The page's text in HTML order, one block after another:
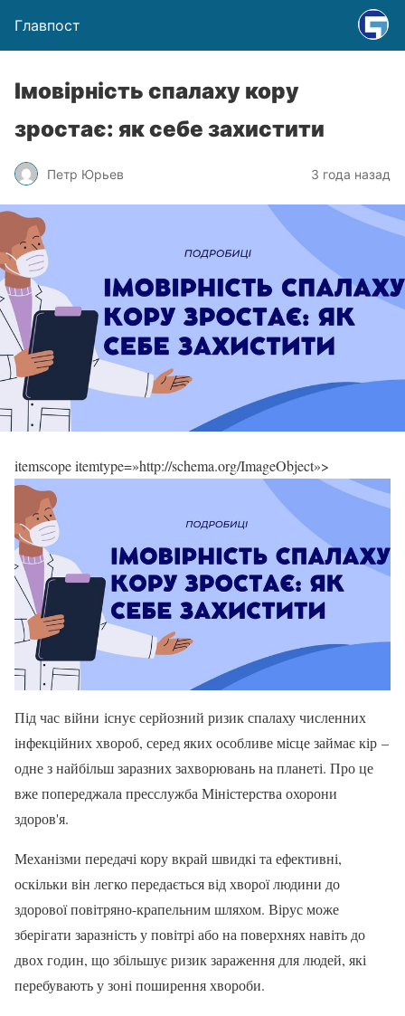
Главпост
Імовірність спалаху кору
зростає: як себе захистити
Петр Юрьев 3 года назад
itemscope itemtype=»http://schema.org/ImageObject»>
Під час війни існує серйозний ризик спалаху численних
інфекційних хвороб, серед яких особливе місце займає кір –
одне з найбільш заразних захворювань на планеті. Про це
вже попереджала пресслужба Міністерства охорони
здоров'я.
Механізми передачі кору вкрай швидкі та ефективні,
оскільки він легко передається від хворої людини до
здорової повітряно-крапельним шляхом. Вірус може
зберігати заразність у повітрі або на поверхнях навіть до
двох годин, що збільшує ризик зараження для людей, які
перебувають у зоні поширення хвороби.